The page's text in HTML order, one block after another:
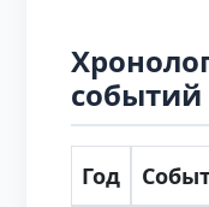
событий
Год